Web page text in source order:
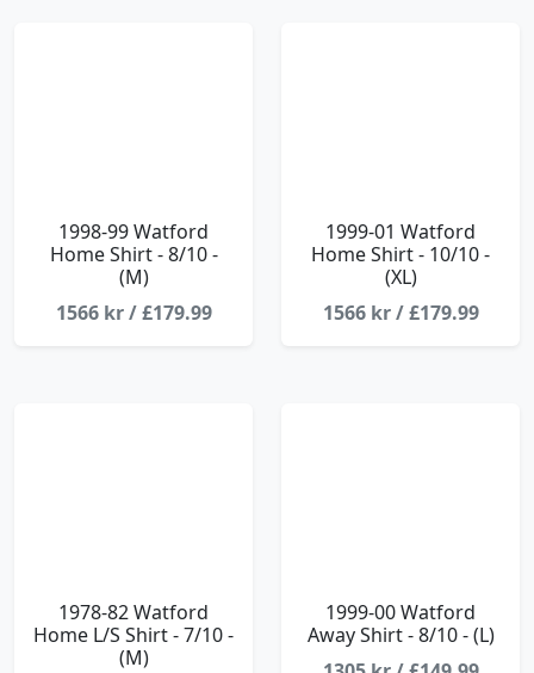
1998-99 Watford
Home Shirt - 8/10 -
(M)
1566 kr / £179.99
1999-01 Watford
Home Shirt - 10/10 -
(XL)
1566 kr / £179.99
1978-82 Watford
Home L/S Shirt - 7/10 -
(M)
1999-00 Watford
Away Shirt - 8/10 - (L)